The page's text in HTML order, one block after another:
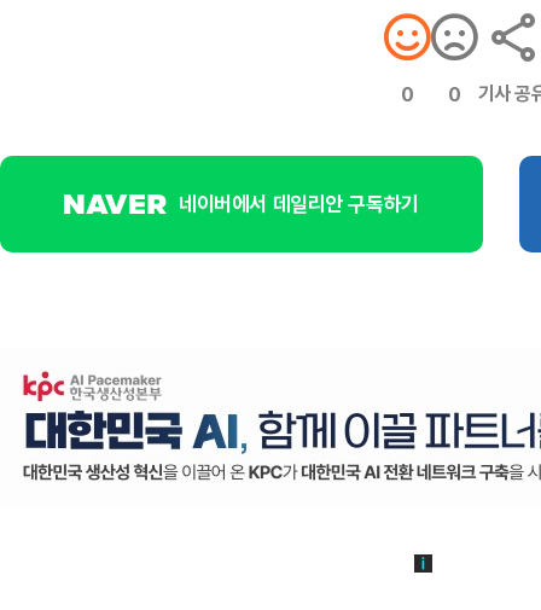
0 0 기사 공
네이버에서 데일리안 구독하기